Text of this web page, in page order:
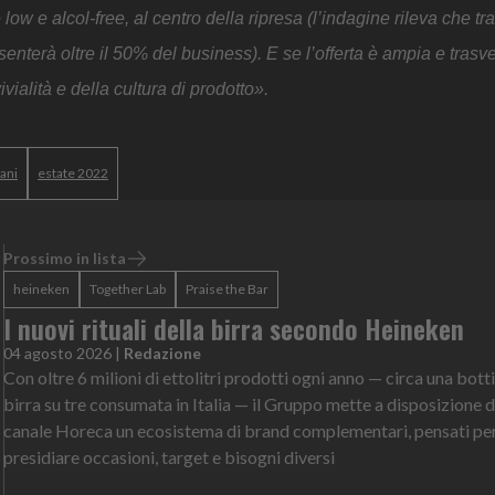
e alcol-free, al centro della ripresa (l’indagine rileva che
oltre il 50% del business). E se l’offerta è ampia e
e della cultura di prodotto».
estate 2022
Prossimo in lista
heineken Together Lab Praise the Bar
I nuovi rituali della birra secondo Heineken
04 agosto 2026 | Redazione
Con oltre 6 milioni di ettolitri prodotti ogni anno — circa una
birra su tre consumata in Italia — il Gruppo mette a disposizione
canale Horeca un ecosistema di brand complementari, pensati
presidiare occasioni, target e bisogni diversi